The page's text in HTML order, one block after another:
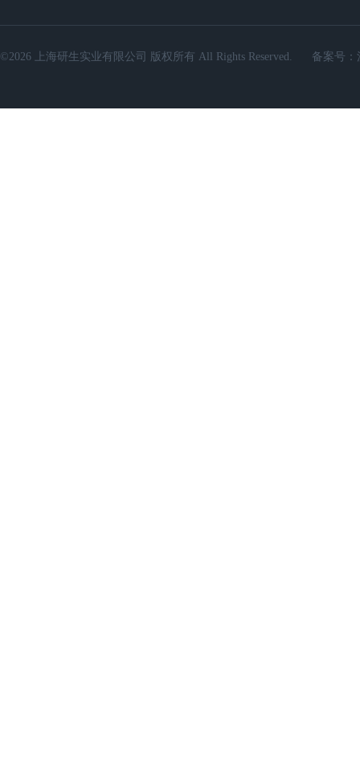
©2026 上海研生实业有限公司 版权所有 All Rights Reserved. 备案号：